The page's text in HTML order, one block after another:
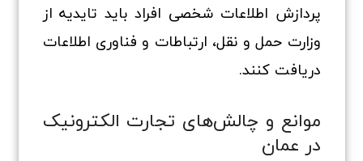
پردازش اطلاعات شخصی افراد باید تایدیه از
وزارت حمل‌ و نقل، ارتباطات و فناوری اطلاعات
دریافت کنند.
موانع و چالش‌های تجارت الکترونیک
در عمان